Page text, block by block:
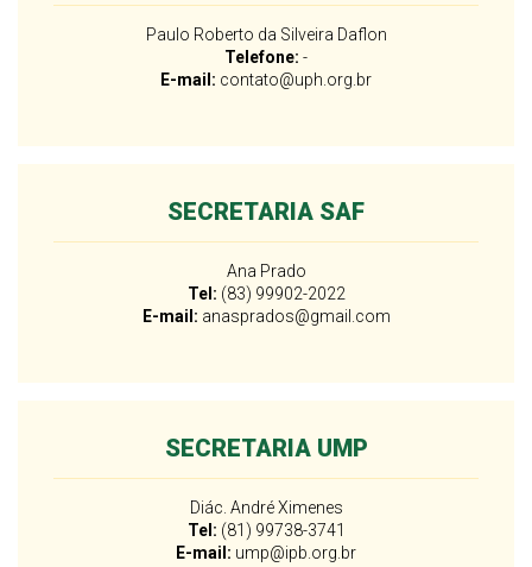
Paulo Roberto da Silveira Daflon
Telefone: -
E-mail: contato@uph.org.br
SECRETARIA SAF
Ana Prado
Tel: (83) 99902-2022
E-mail: anasprados@gmail.com
SECRETARIA UMP
Diác. André Ximenes
Tel: (81) 99738-3741
E-mail: ump@ipb.org.br